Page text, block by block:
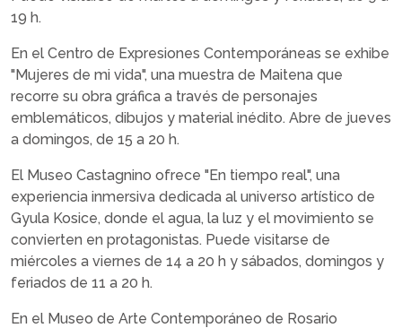
19 h.
En el Centro de Expresiones Contemporáneas se exhibe
"Mujeres de mi vida", una muestra de Maitena que
recorre su obra gráfica a través de personajes
emblemáticos, dibujos y material inédito. Abre de jueves
a domingos, de 15 a 20 h.
El Museo Castagnino ofrece "En tiempo real", una
experiencia inmersiva dedicada al universo artístico de
Gyula Kosice, donde el agua, la luz y el movimiento se
convierten en protagonistas. Puede visitarse de
miércoles a viernes de 14 a 20 h y sábados, domingos y
feriados de 11 a 20 h.
En el Museo de Arte Contemporáneo de Rosario